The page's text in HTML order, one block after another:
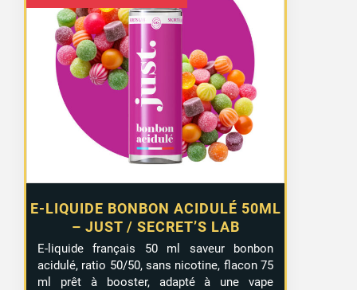
E-LIQUIDE BONBON ACIDULÉ 50ML
– JUST / SECRET’S LAB
prix
initial
était :
13,99 €.
prix
est :
9,99 €.
E-liquide français 50 ml saveur bonbon
acidulé, ratio 50/50, sans nicotine, flacon 75
ml prêt à booster, adapté à une vape